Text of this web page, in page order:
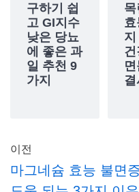
구하기 쉽
고 GI지수
낮은 당뇨
에 좋은 과
일 추천 9
가지
지
이전
마그네슘 효능 불면